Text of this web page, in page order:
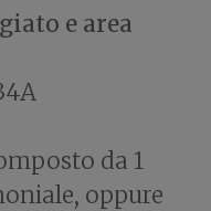
e area
da 1
oppure